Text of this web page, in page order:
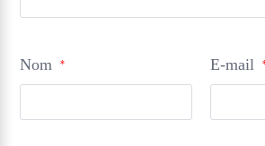
Nom * E-mail